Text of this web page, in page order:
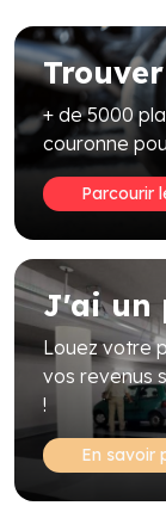
+ de 5000
couronne
Parcourir
J'ai un
Louez votre
vos revenus
!
En savoir